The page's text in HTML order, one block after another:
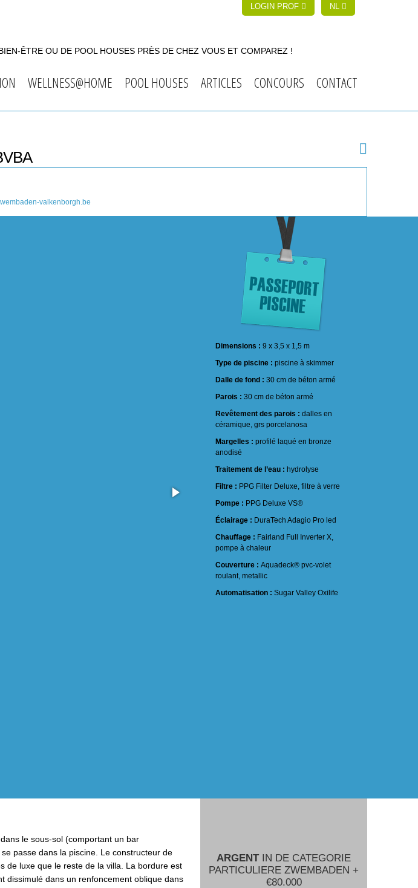
LOGIN PROF NL
ÊTRE OU DE POOL HOUSES PRÈS DE CHEZ VOUS ET COMPAREZ !
WELLNESS@HOME POOL HOUSES ARTICLES CONCOURS CONTACT
valkenborgh.be
Dimensions : 9 x 3,5 x 1,5 m
Type de piscine : piscine à skimmer
Dalle de fond : 30 cm de béton armé
Parois : 30 cm de béton armé
Revêtement des parois : dalles en
céramique, grs porcelanosa
Margelles : profilé laqué en bronze
anodisé
Traitement de l’eau : hydrolyse
Filtre : PPG Filter Deluxe, filtre à verre
Pompe : PPG Deluxe VS®
Éclairage : DuraTech Adagio Pro led
Chauffage : Fairland Full Inverter X,
pompe à chaleur
Couverture : Aquadeck® pvc-volet
roulant, metallic
Automatisation : Sugar Valley Oxilife
le sous-sol (comportant un bar
passe dans la piscine. Le constructeur de
de luxe que le reste de la villa. La bordure est
dissimulé dans un renfoncement oblique dans
ARGENTIN DE CATEGORIE
PARTICULIERE ZWEMBADEN +
€80.000